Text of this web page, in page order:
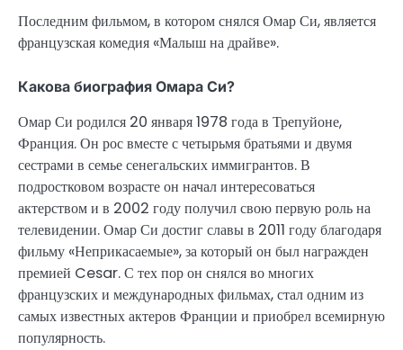
Последним фильмом, в котором снялся Омар Си, является
французская комедия «Малыш на драйве».
Какова биография Омара Си?
Омар Си родился 20 января 1978 года в Трепуйоне,
Франция. Он рос вместе с четырьмя братьями и двумя
сестрами в семье сенегальских иммигрантов. В
подростковом возрасте он начал интересоваться
актерством и в 2002 году получил свою первую роль на
телевидении. Омар Си достиг славы в 2011 году благодаря
фильму «Неприкасаемые», за который он был награжден
премией Cesar. С тех пор он снялся во многих
французских и международных фильмах, стал одним из
самых известных актеров Франции и приобрел всемирную
популярность.